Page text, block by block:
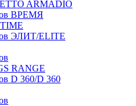
ARMADIO
ВРЕМЯ
ЭЛИТ/ELITE
RANGE
D 360/D 360